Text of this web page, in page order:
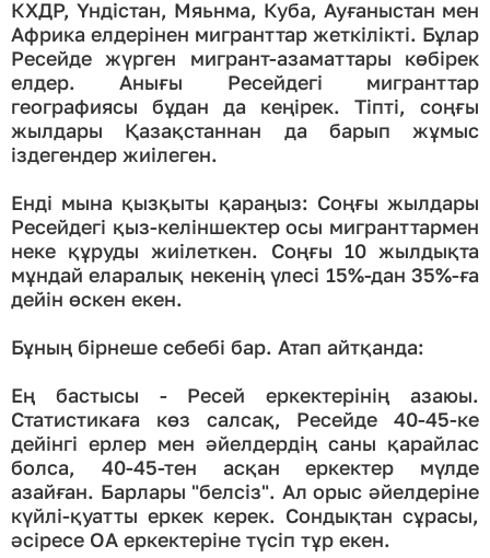
КХДР, Үндістан, Мяьнма, Куба, Ауғаныстан мен
Африка елдерінен мигранттар жеткілікті. Бұлар
Ресейде жүрген мигрант-азаматтары көбірек
елдер. Анығы Ресейдегі мигранттар
географиясы бұдан да кеңірек. Тіпті, соңғы
жылдары Қазақстаннан да барып жұмыс
іздегендер жиілеген.
Енді мына қызқыты қараңыз: Соңғы жылдары
Ресейдегі қыз-келіншектер осы мигранттармен
неке құруды жиілеткен. Соңғы 10 жылдықта
мұндай еларалық некенің үлесі 15%-дан 35%-ға
дейін өскен екен.
Бұның бірнеше себебі бар. Атап айтқанда:
Ең бастысы - Ресей еркектерінің азаюы.
Статистикаға көз салсақ, Ресейде 40-45-ке
дейінгі ерлер мен әйелдердің саны қарайлас
болса, 40-45-тен асқан еркектер мүлде
азайған. Барлары "белсіз". Ал орыс әйелдеріне
күйлі-қуатты еркек керек. Сондықтан сұрасы,
әсіресе ОА еркектеріне түсіп тұр екен.